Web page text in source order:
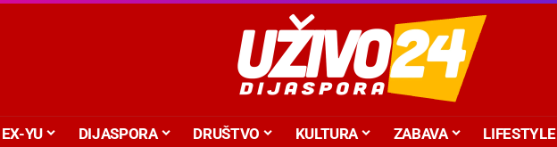
EX-YU DIJASPORA DRUŠTVO KULTURA ZABAVA LIFESTYLE